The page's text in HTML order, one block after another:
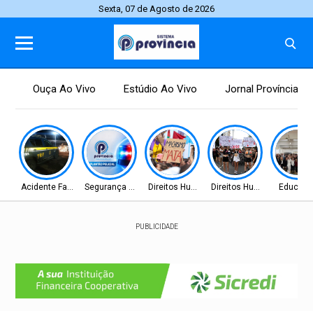
Sexta, 07 de Agosto de 2026
Ouça Ao Vivo Estúdio Ao Vivo Jornal Província
Acidente Fatal Segurança PúblicaDireitos HumanosDireitos Humanos
PUBLICIDADE